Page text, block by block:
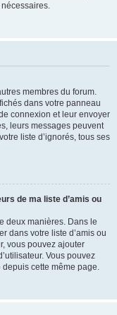
membres du forum.
dans votre panneau
connexion et leur envoyer
leurs messages peuvent
liste d’ignorés, tous ses
de ma liste d’amis ou
deux manières. Dans le
dans votre liste d’amis ou
vous pouvez ajouter
Vous pouvez
cette même page.